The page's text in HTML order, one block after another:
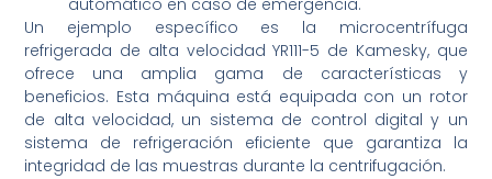
automático en caso de emergencia.
Un ejemplo específico es la microcentrífuga
refrigerada de alta velocidad YR111-5 de Kamesky, que
ofrece una amplia gama de características y
beneficios. Esta máquina está equipada con un rotor
de alta velocidad, un sistema de control digital y un
sistema de refrigeración eficiente que garantiza la
integridad de las muestras durante la centrifugación.